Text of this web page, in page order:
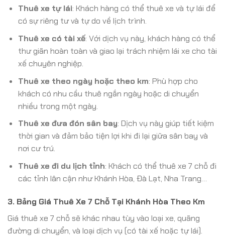
Thuê xe tự lái: Khách hàng có thể thuê xe và tự lái để
có sự riêng tư và tự do về lịch trình.
Thuê xe có tài xế: Với dịch vụ này, khách hàng có thể
thư giãn hoàn toàn và giao lại trách nhiệm lái xe cho tài
xế chuyên nghiệp.
Thuê xe theo ngày hoặc theo km: Phù hợp cho
khách có nhu cầu thuê ngắn ngày hoặc di chuyển
nhiều trong một ngày.
Thuê xe đưa đón sân bay: Dịch vụ này giúp tiết kiệm
thời gian và đảm bảo tiện lợi khi đi lại giữa sân bay và
nơi cư trú.
Thuê xe đi du lịch tỉnh: Khách có thể thuê xe 7 chỗ đi
các tỉnh lân cận như Khánh Hòa, Đà Lạt, Nha Trang…
3. Bảng Giá Thuê Xe 7 Chỗ Tại Khánh Hòa Theo Km
Giá thuê xe 7 chỗ sẽ khác nhau tùy vào loại xe, quãng
đường di chuyển, và loại dịch vụ (có tài xế hoặc tự lái).